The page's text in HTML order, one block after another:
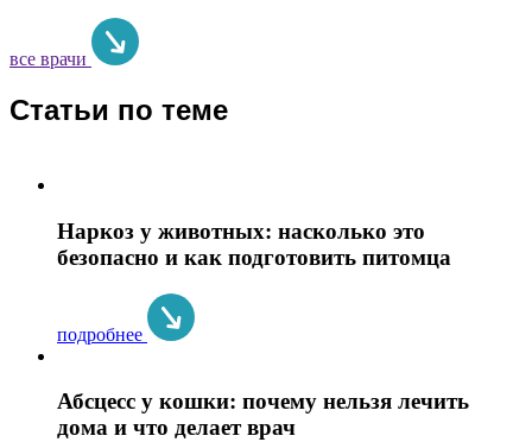
все врачи
Статьи по теме
Наркоз у животных: насколько это
безопасно и как подготовить питомца
подробнее
Абсцесс у кошки: почему нельзя лечить
дома и что делает врач